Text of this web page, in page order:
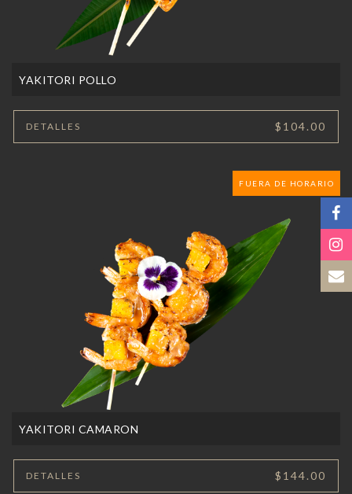
YAKITORI POLLO
DETALLES $104.00
FUERA DE HORARIO
YAKITORI CAMARON
DETALLES $144.00